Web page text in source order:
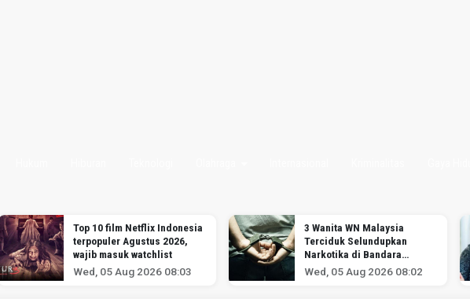
Top 10 film Netflix Indonesia
terpopuler Agustus 2026,
wajib masuk watchlist
Wed, 05 Aug 2026 08:03
3 Wanita WN Malaysia
Terciduk Selundupkan
Narkotika di Bandara
Soekarno-Hatta
Wed, 05 Aug 2026 08:02